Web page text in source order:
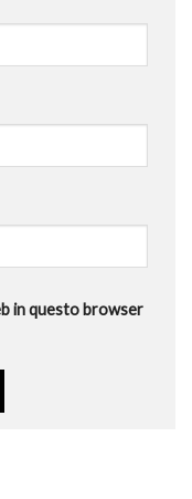
in questo browser